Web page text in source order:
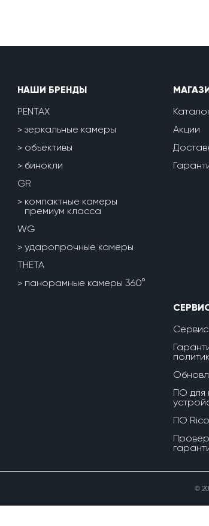
НАШИ БРЕНДЫ
PENTAX
зеркальные камеры
объективы
бинокли
GR
компактные камеры
премиум класса
WG
ударопрочные камеры
THETA
панорамные камеры 360°
Акции
ПО для
ПО
©